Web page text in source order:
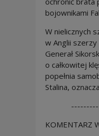
bojownikami
W nielicznych
w Anglii
Generał
o całkowitej
popełnia
Stalina,
KOMENTARZ